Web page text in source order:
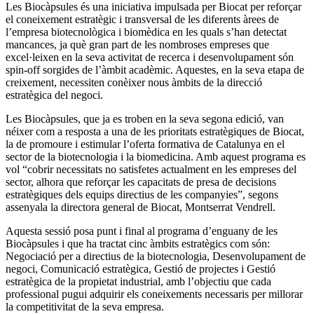
Les Biocàpsules és una iniciativa impulsada per Biocat per reforçar
el coneixement estratègic i transversal de les diferents àrees de
l’empresa biotecnològica i biomèdica en les quals s’han detectat
mancances, ja què gran part de les nombroses empreses que
excel·leixen en la seva activitat de recerca i desenvolupament són
spin-off sorgides de l’àmbit acadèmic. Aquestes, en la seva etapa de
creixement, necessiten conèixer nous àmbits de la direcció
estratègica del negoci.
Les Biocàpsules, que ja es troben en la seva segona edició, van
néixer com a resposta a una de les prioritats estratègiques de Biocat,
la de promoure i estimular l’oferta formativa de Catalunya en el
sector de la biotecnologia i la biomedicina. Amb aquest programa es
vol “cobrir necessitats no satisfetes actualment en les empreses del
sector, alhora que reforçar les capacitats de presa de decisions
estratègiques dels equips directius de les companyies”, segons
assenyala la directora general de Biocat, Montserrat Vendrell.
Aquesta sessió posa punt i final al programa d’enguany de les
Biocàpsules i que ha tractat cinc àmbits estratègics com són:
Negociació per a directius de la biotecnologia, Desenvolupament de
negoci, Comunicació estratègica, Gestió de projectes i Gestió
estratègica de la propietat industrial, amb l’objectiu que cada
professional pugui adquirir els coneixements necessaris per millorar
la competitivitat de la seva empresa.